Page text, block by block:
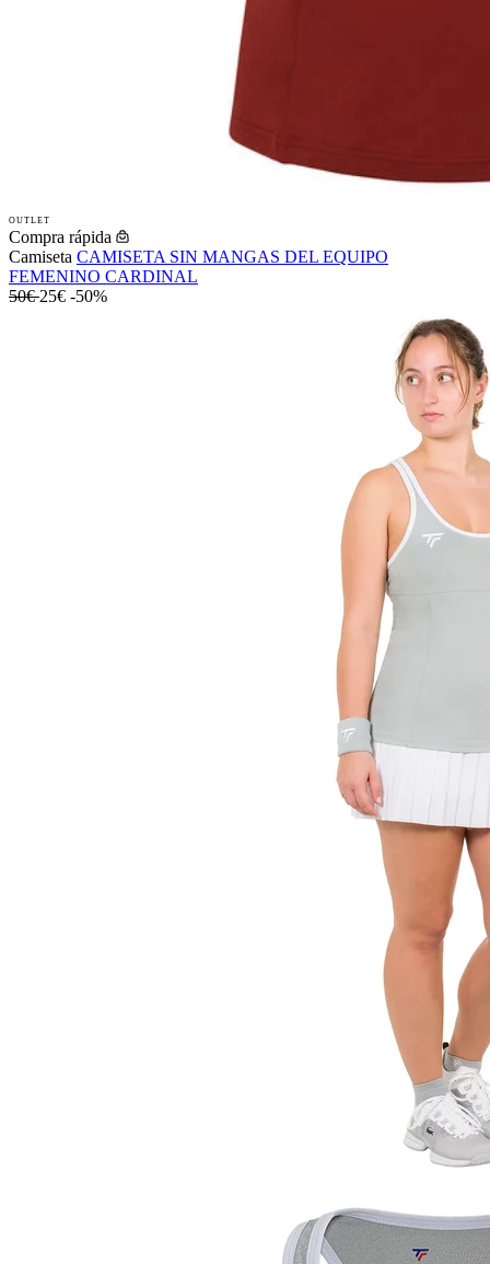
OUTLET
Compra rápida
Camiseta CAMISETA SIN MANGAS DEL EQUIPO
FEMENINO CARDINAL
50€25€ -50%